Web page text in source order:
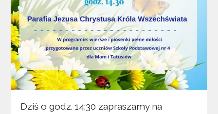
Dziś o godz. 14:30 zapraszamy na